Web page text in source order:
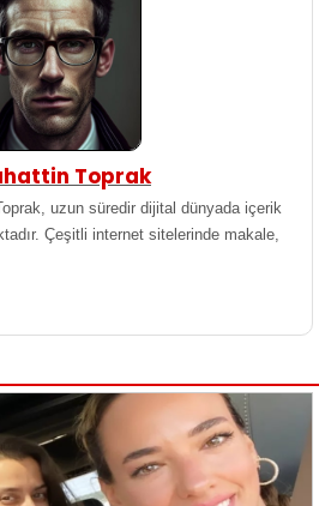
Toprak
uzun süredir dijital dünyada içerik
Çeşitli internet sitelerinde makale,